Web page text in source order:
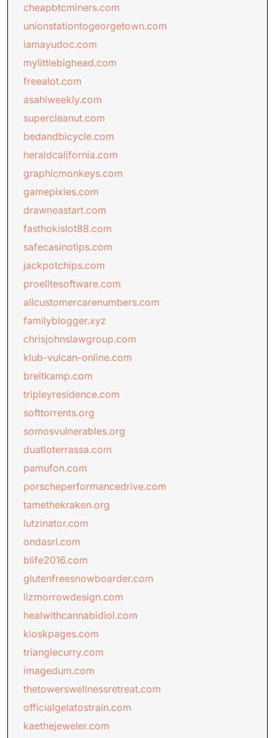
cheapbtcminers.com
unionstationtogeorgetown.com
iamayudoc.com
mylittlebighead.com
freealot.com
asahiweekly.com
supercleanut.com
bedandbicycle.com
heraldcalifornia.com
graphicmonkeys.com
gamepixies.com
drawneastart.com
fasthokislot88.com
safecasinotips.com
jackpotchips.com
proelitesoftware.com
allcustomercarenumbers.com
familyblogger.xyz
chrisjohnslawgroup.com
klub-vulcan-online.com
breitkamp.com
tripleyresidence.com
softtorrents.org
somosvulnerables.org
duatloterrassa.com
pamufon.com
porscheperformancedrive.com
tamethekraken.org
lutzinator.com
ondasrl.com
blife2016.com
glutenfreesnowboarder.com
lizmorrowdesign.com
healwithcannabidiol.com
kioskpages.com
trianglecurry.com
imagedum.com
thetowerswellnessretreat.com
officialgelatostrain.com
kaethejeweler.com